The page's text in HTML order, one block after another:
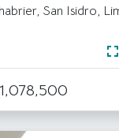
San Isidro,